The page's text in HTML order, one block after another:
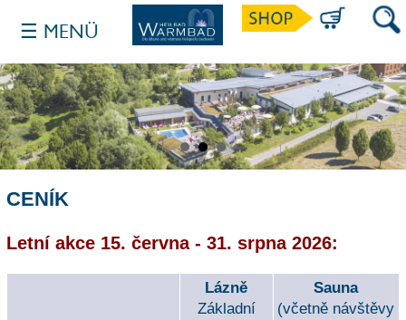
☰ MENÜ
CENÍK
Letní akce 15. června - 31. srpna 2026:
Lázně
Základní
Sauna
(včetně návštěvy